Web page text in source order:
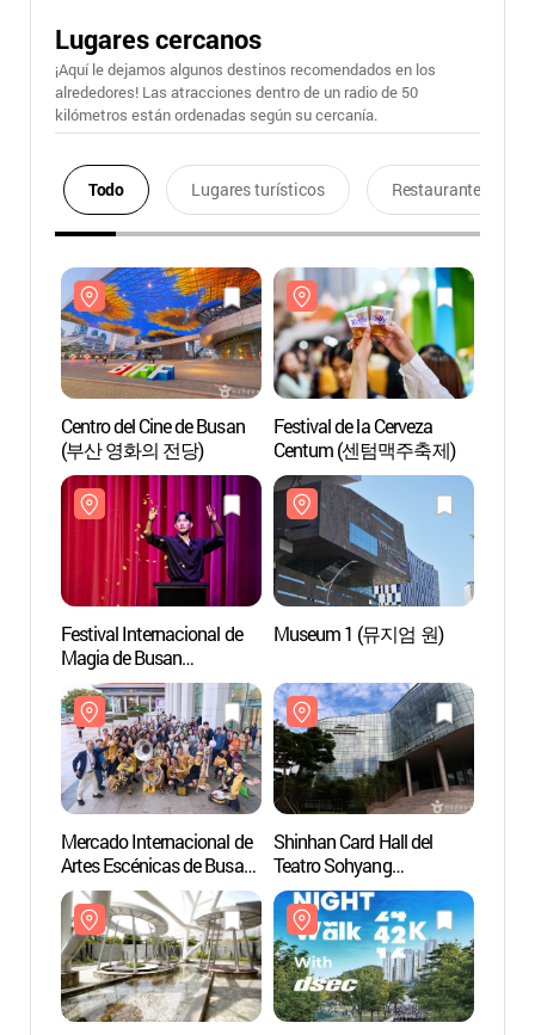
Lugares cercanos
¡Aquí le dejamos algunos destinos recomendados en los
alrededores! Las atracciones dentro de un radio de 50
kilómetros están ordenadas según su cercanía.
Todo Lugares turísticos Restaurantes
Centro del Cine de Busan
(부산 영화의 전당)
Festival de la Cerveza
Centum (센텀맥주축제)
Festival Internacional de
Magia de Busan
(부산국제매직페스티벌)
Museum 1 (뮤지엄 원)
Mercado Internacional de
Artes Escénicas de Busan
(부산국제공연예술마켓)
Shinhan Card Hall del
Teatro Sohyang
(소향씨어터신한카드홀)